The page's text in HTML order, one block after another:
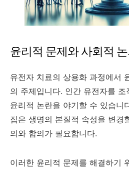
윤리적 문제와 사회적
유전자 치료의 상용화 과정에서
의 주제입니다. 인간 유전자를
윤리적 논란을 야기할 수 있습니
집은 생명의 본질적 속성을 변경
의와 합의가 필요합니다.
이러한 윤리적 문제를 해결하기